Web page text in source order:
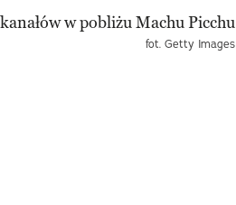
fot. Getty Images